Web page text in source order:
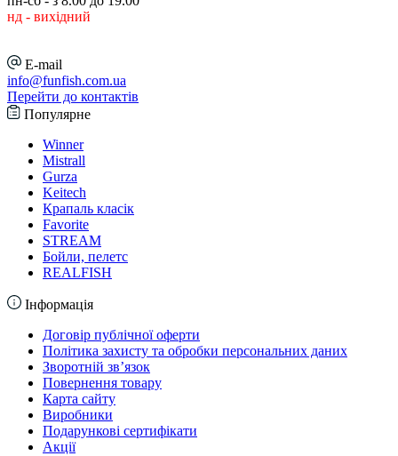
нд - вихідний
E-mail
info@funfish.com.ua
Перейти до контактів
Популярне
Winner
Mistrall
Gurza
Keitech
Крапаль класік
Favorite
STREAM
Бойли, пелетс
REALFISH
Інформація
Договір публічної оферти
Політика захисту та обробки персональних даних
Зворотній зв’язок
Повернення товару
Карта сайту
Виробники
Подарункові сертифікати
Акції